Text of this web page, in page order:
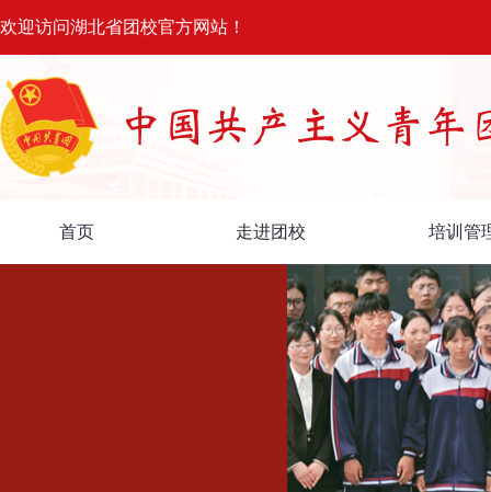
欢迎访问湖北省团校官方网站！
首页 走进团校 培训管